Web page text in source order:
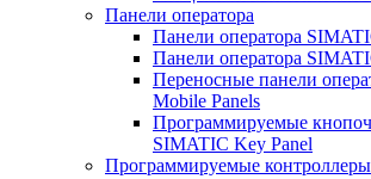
Панели оператора
Панели оператора
Панели оператора
Переносные панели
Mobile Panels
Программируемые
SIMATIC Key Panel
Программируемые контроллеры